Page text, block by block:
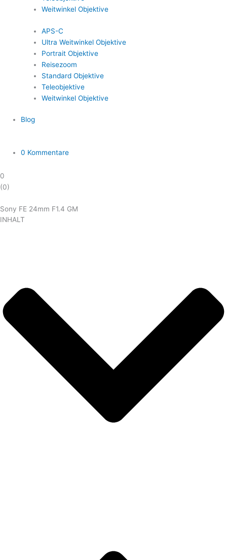
Weitwinkel Objektive
APS-C
Ultra Weitwinkel Objektive
Portrait Objektive
Reisezoom
Standard Objektive
Teleobjektive
Weitwinkel Objektive
Blog
0 Kommentare
0
(0)
Sony FE 24mm F1.4 GM
INHALT